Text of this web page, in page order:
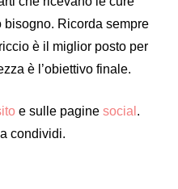
Ricorda sempre
è il miglior posto per
è l’obiettivo finale.
e sulle paginesocial .
condividi.